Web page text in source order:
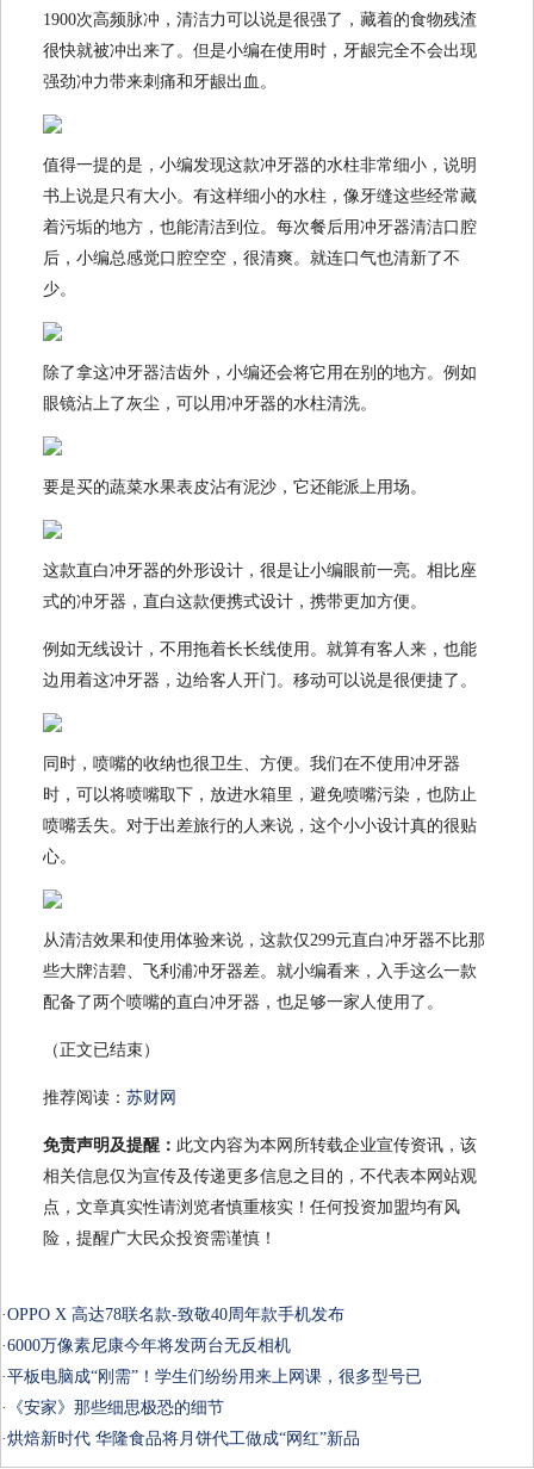
1900次高频脉冲，清洁力可以说是很强了，藏着的食物残渣
很快就被冲出来了。但是小编在使用时，牙龈完全不会出现
强劲冲力带来刺痛和牙龈出血。
值得一提的是，小编发现这款冲牙器的水柱非常细小，说明
书上说是只有大小。有这样细小的水柱，像牙缝这些经常藏
着污垢的地方，也能清洁到位。每次餐后用冲牙器清洁口腔
后，小编总感觉口腔空空，很清爽。就连口气也清新了不
少。
除了拿这冲牙器洁齿外，小编还会将它用在别的地方。例如
眼镜沾上了灰尘，可以用冲牙器的水柱清洗。
要是买的蔬菜水果表皮沾有泥沙，它还能派上用场。
这款直白冲牙器的外形设计，很是让小编眼前一亮。相比座
式的冲牙器，直白这款便携式设计，携带更加方便。
例如无线设计，不用拖着长长线使用。就算有客人来，也能
边用着这冲牙器，边给客人开门。移动可以说是很便捷了。
同时，喷嘴的收纳也很卫生、方便。我们在不使用冲牙器
时，可以将喷嘴取下，放进水箱里，避免喷嘴污染，也防止
喷嘴丢失。对于出差旅行的人来说，这个小小设计真的很贴
心。
从清洁效果和使用体验来说，这款仅299元直白冲牙器不比那
些大牌洁碧、飞利浦冲牙器差。就小编看来，入手这么一款
配备了两个喷嘴的直白冲牙器，也足够一家人使用了。
（正文已结束）
推荐阅读： 苏财网
免责声明及提醒： 此文内容为本网所转载企业宣传资讯，该
相关信息仅为宣传及传递更多信息之目的，不代表本网站观
点，文章真实性请浏览者慎重核实！任何投资加盟均有风
险，提醒广大民众投资需谨慎！
·OPPO X 高达78联名款-致敬40周年款手机发布
·6000万像素尼康今年将发两台无反相机
·平板电脑成“刚需”！学生们纷纷用来上网课，很多型号已
·
《安家》那些细思极恐的细节
·烘焙新时代 华隆食品将月饼代工做成“网红”新品